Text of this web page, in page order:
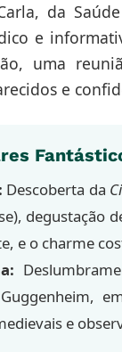
da
e
uma
e
Descoberta da
degustação
e o charme
e